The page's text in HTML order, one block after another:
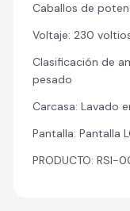
Caballos de
Voltaje: 230
Clasificación de
pesado
Carcasa: Lavado
Pantalla: Pantalla
PRODUCTO: